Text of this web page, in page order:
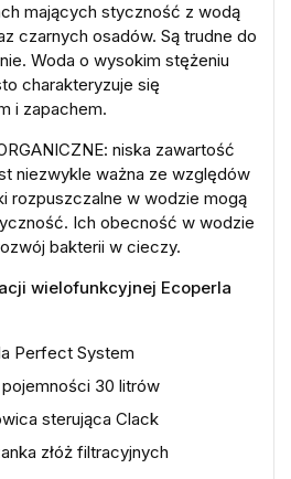
mających styczność z wodą
czarnych osadów. Są trudne do
Woda o wysokim stężeniu
charakteryzuje się
i zapachem.
niska zawartość
niezwykle ważna ze względów
rozpuszczalne w wodzie mogą
Ich obecność w wodzie
bakterii w cieczy.
wielofunkcyjnej Ecoperla
Perfect System
pojemności 30 litrów
sterująca Clack
złóż filtracyjnych